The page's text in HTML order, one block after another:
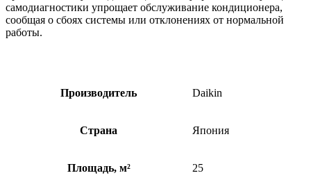
самодиагностики упрощает обслуживание кондиционера,
сообщая о сбоях системы или отклонениях от нормальной
работы.
Производитель Daikin
Страна Япония
Площадь, м² 25